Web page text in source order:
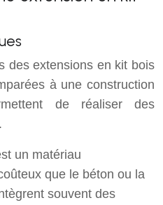
des extensions en kit bois
à une construction
de réaliser des
un matériau
que le béton ou la
souvent des